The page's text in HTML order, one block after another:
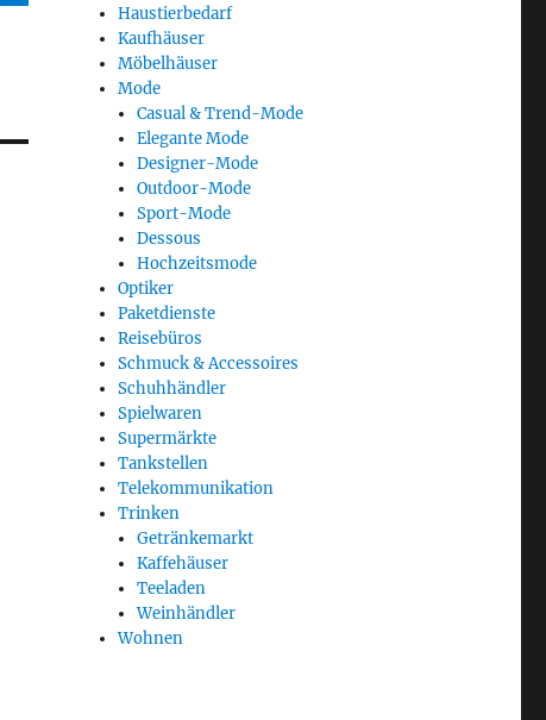
Haustierbedarf
Kaufhäuser
Möbelhäuser
Mode
Casual & Trend-Mode
Elegante Mode
Designer-Mode
Outdoor-Mode
Sport-Mode
Dessous
Hochzeitsmode
Optiker
Paketdienste
Reisebüros
Schmuck & Accessoires
Schuhhändler
Spielwaren
Supermärkte
Tankstellen
Telekommunikation
Trinken
Getränkemarkt
Kaffehäuser
Teeladen
Weinhändler
Wohnen